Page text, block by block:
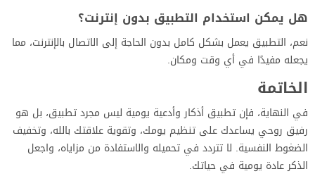
هل يمكن استخدام التطبيق بدون إنترنت؟
نعم، التطبيق يعمل بشكل كامل بدون الحاجة إلى الاتصال بالإنترنت، مما
يجعله مفيدًا في أي وقت ومكان.
الخاتمة
في النهاية، فإن تطبيق أذكار وأدعية يومية ليس مجرد تطبيق، بل هو
رفيق روحي يساعدك على تنظيم يومك، وتقوية علاقتك بالله، وتخفيف
الضغوط النفسية. لا تتردد في تحميله والاستفادة من مزاياه، واجعل
الذكر عادة يومية في حياتك.